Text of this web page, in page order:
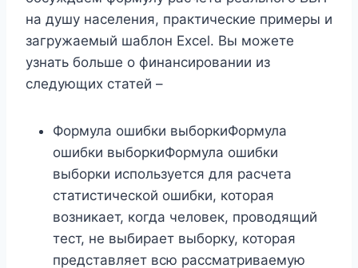
на душу населения, практические примеры и
загружаемый шаблон Excel. Вы можете
узнать больше о финансировании из
следующих статей –
Формула ошибки выборкиФормула
ошибки выборкиФормула ошибки
выборки используется для расчета
статистической ошибки, которая
возникает, когда человек, проводящий
тест, не выбирает выборку, которая
представляет всю рассматриваемую